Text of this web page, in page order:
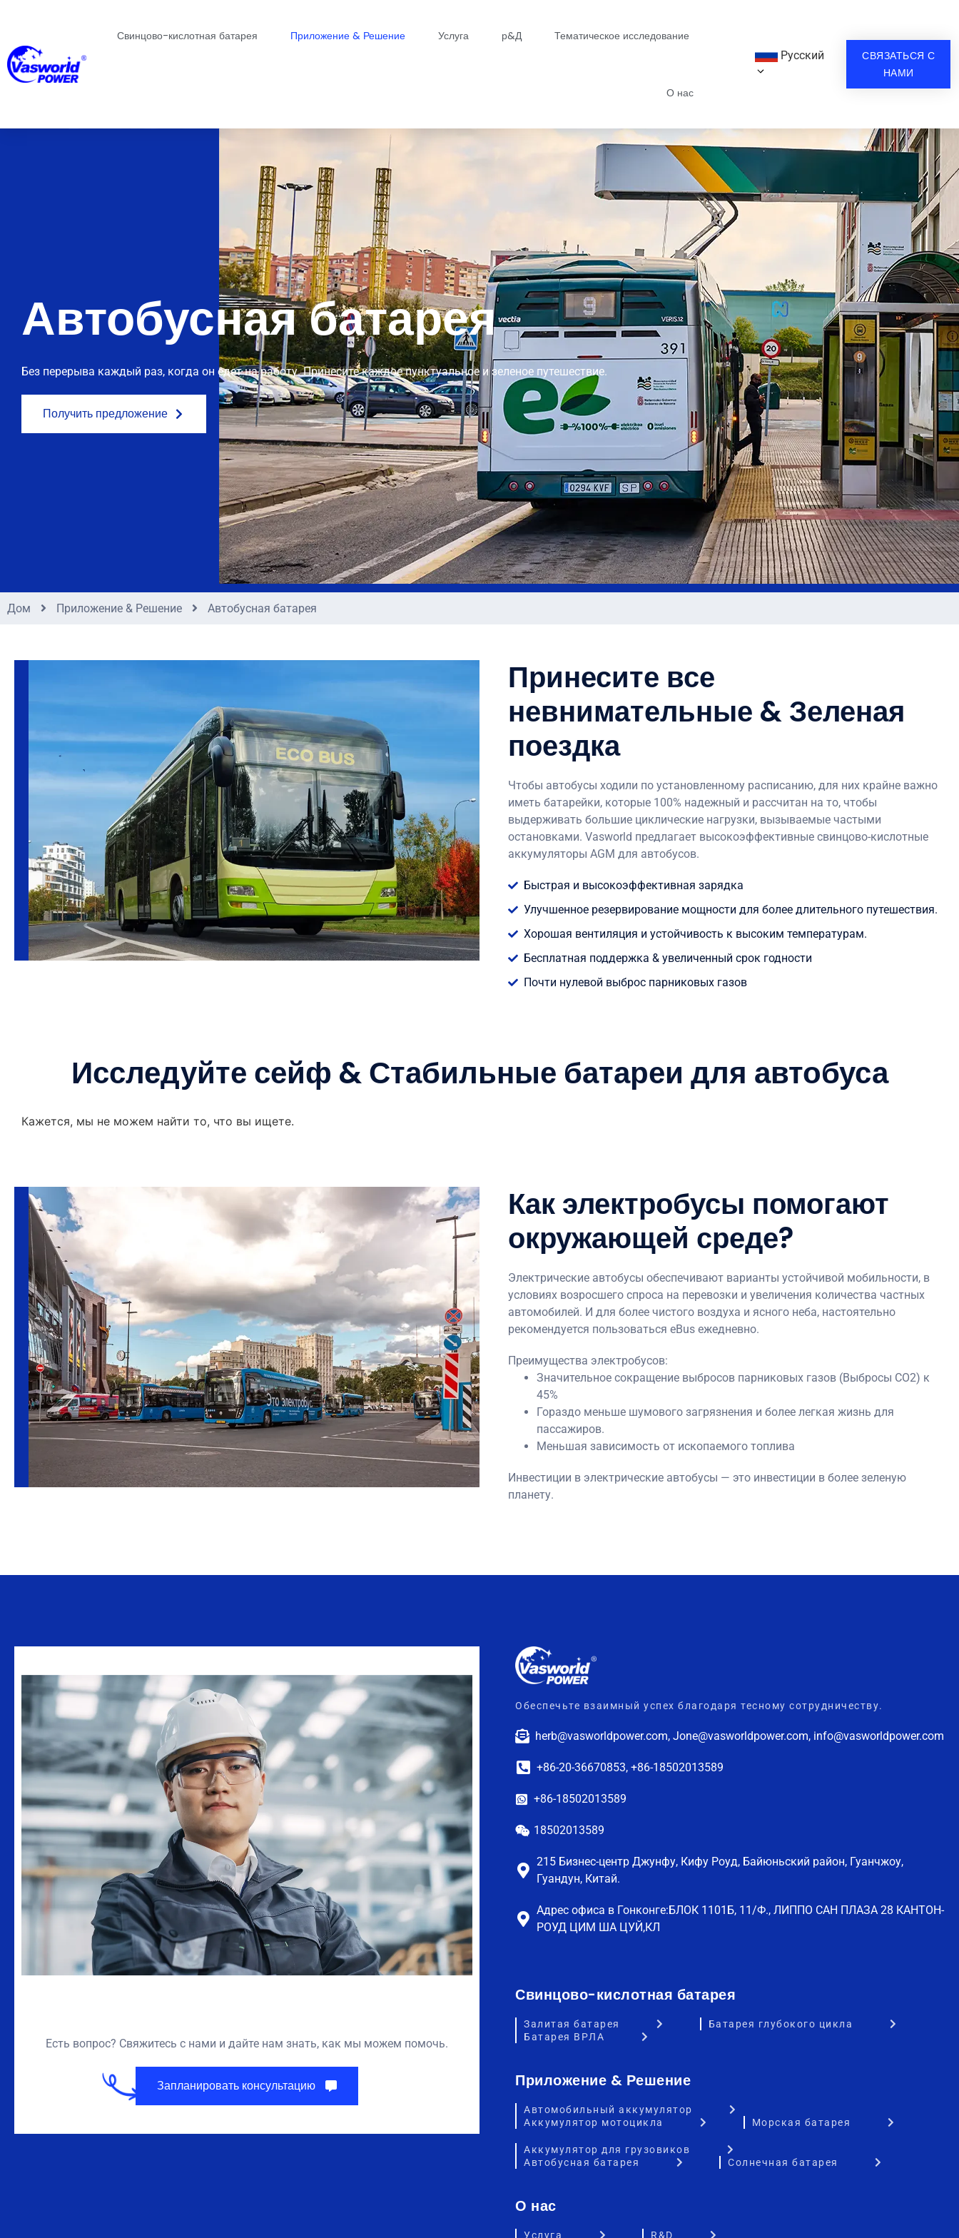
Свинцово-кислотная батарея Приложение & Решение Услуга р&Д Тематическое исследование
О нас
Русский
СВЯЗАТЬСЯ С
НАМИ
Автобусная батарея
Без перерыва каждый раз, когда он едет на работу. Принесите каждое пунктуальное и зеленое путешествие.
Получить предложение
Дом Приложение & Решение Автобусная батарея
Принесите все
невнимательные & Зеленая
поездка
Чтобы автобусы ходили по установленному расписанию, для них крайне важно
иметь батарейки, которые 100% надежный и рассчитан на то, чтобы
выдерживать большие циклические нагрузки, вызываемые частыми
остановками. Vasworld предлагает высокоэффективные свинцово-кислотные
аккумуляторы AGM для автобусов.
Быстрая и высокоэффективная зарядка
Улучшенное резервирование мощности для более длительного путешествия.
Хорошая вентиляция и устойчивость к высоким температурам.
Бесплатная поддержка & увеличенный срок годности
Почти нулевой выброс парниковых газов
Исследуйте сейф & Стабильные батареи для автобуса
Кажется, мы не можем найти то, что вы ищете.
Как электробусы помогают
окружающей среде?
Электрические автобусы обеспечивают варианты устойчивой мобильности, в
условиях возросшего спроса на перевозки и увеличения количества частных
автомобилей. И для более чистого воздуха и ясного неба, настоятельно
рекомендуется пользоваться eBus ежедневно.
Преимущества электробусов:
Значительное сокращение выбросов парниковых газов (Выбросы CO2) к
45%
Гораздо меньше шумового загрязнения и более легкая жизнь для
пассажиров.
Меньшая зависимость от ископаемого топлива
Инвестиции в электрические автобусы — это инвестиции в более зеленую
планету.
Есть вопрос? Свяжитесь с нами и дайте нам знать, как мы можем помочь.
Запланировать консультацию
Обеспечьте взаимный успех благодаря тесному сотрудничеству.
herb@vasworldpower.com, Jone@vasworldpower.com, info@vasworldpower.com
+86-20-36670853, +86-18502013589
+86-18502013589
18502013589
215 Бизнес-центр Джунфу, Кифу Роуд, Байюньский район, Гуанчжоу,
Гуандун, Китай.
Адрес офиса в Гонконге:БЛОК 1101Б, 11/Ф., ЛИППО САН ПЛАЗА 28 КАНТОН-
РОУД ЦИМ ША ЦУЙ,КЛ
Свинцово-кислотная батарея
Залитая батарея
Батарея глубокого цикла
Батарея ВРЛА
Приложение & Решение
Автомобильный аккумулятор
Аккумулятор мотоцикла
Морская батарея
Аккумулятор для грузовиков
Автобусная батарея
Солнечная батарея
О нас
Услуга R&D